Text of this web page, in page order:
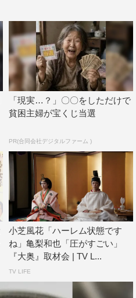
迎えること。物の売れない
生き抜くため、「買うての幸
、幸は全力であきないに向
い世傳 金と銀』で主人公・
作、そして山本むつみさん
応えられるよう頑張りたいと
めさせていただくのは初めて
入れて頑張りたいと思いま
ご期待ください。
ント
あきない世傳 金と銀」を
「現実…？」〇〇をしただけで
貧困主婦が宝くじ当選
PR(合同会社デジタルファーム )
小芝風花「ハーレム状態です
ね」亀梨和也「圧がすごい」
『大奥』取材会 | TV L...
TV LIFE